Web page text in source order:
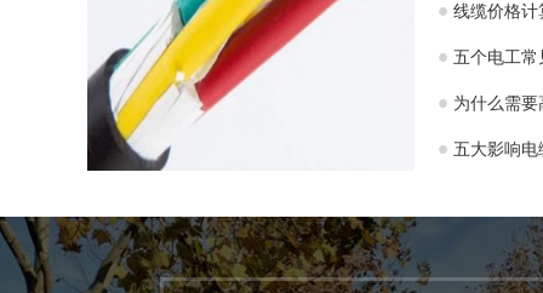
线缆价格计
五个电工常
为什么需
五大影响电